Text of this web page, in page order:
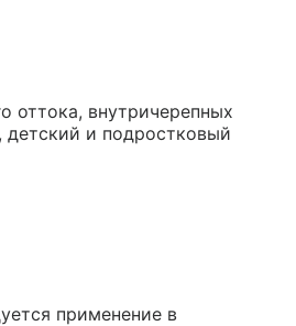
оттока, внутричерепных
детский и подростковый
применение в